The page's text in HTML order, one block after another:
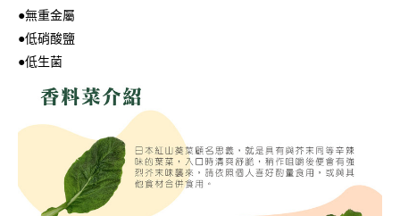
●無重金屬
●低硝酸鹽
●低生菌